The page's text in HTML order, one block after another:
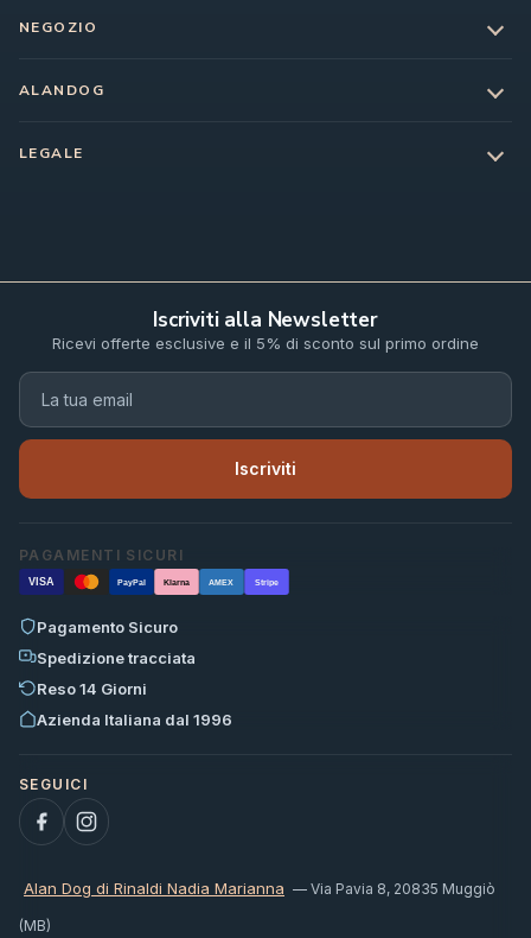
NEGOZIO
ALANDOG
LEGALE
Iscriviti alla Newsletter
Ricevi offerte esclusive e il 5% di sconto sul primo ordine
Iscriviti
PAGAMENTI SICURI
VISA PayPal Klarna AMEX Stripe
Pagamento Sicuro
Spedizione tracciata
Reso 14 Giorni
Azienda Italiana dal 1996
Alan Dog di Rinaldi Nadia Marianna — Via Pavia 8, 20835 Muggiò
(MB)